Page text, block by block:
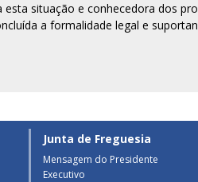
situação e conhecedora dos
a formalidade legal e
Junta de Freguesia
Mensagem do Presidente
Executivo